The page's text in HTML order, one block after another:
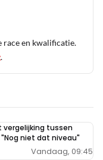
race en kwalificatie.
.
vergelijking tussen
niet dat niveau"
Vandaag, 09:45